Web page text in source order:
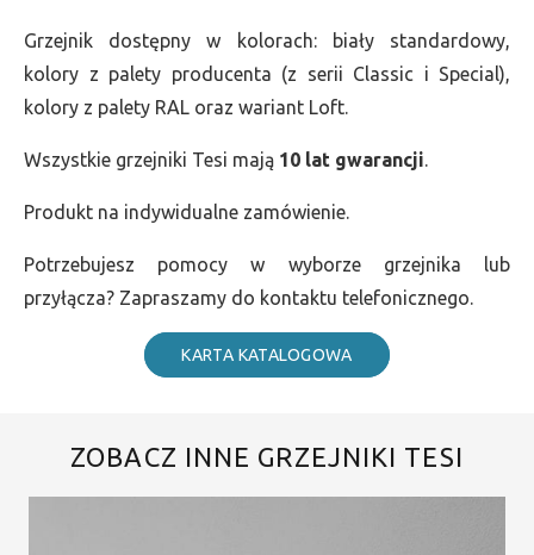
Grzejnik dostępny w kolorach: biały standardowy,
kolory z palety producenta (z serii Classic i Special),
kolory z palety RAL oraz wariant Loft.
Wszystkie grzejniki Tesi mają 10 lat gwarancji.
Produkt na indywidualne zamówienie.
Potrzebujesz pomocy w wyborze grzejnika lub
przyłącza? Zapraszamy do kontaktu telefonicznego.
KARTA KATALOGOWA
ZOBACZ INNE GRZEJNIKI TESI